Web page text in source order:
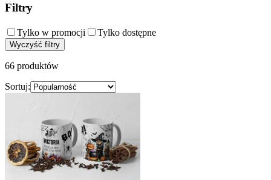
Filtry
Tylko w promocji Tylko dostępne
Wyczyść filtry
66 produktów
Sortuj: